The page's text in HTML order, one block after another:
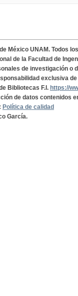
México UNAM. Todos
de la Facultad de
de investigación o
exclusiva
Bibliotecas F.I. https://
de datos contenidos
Política de calidad
García.